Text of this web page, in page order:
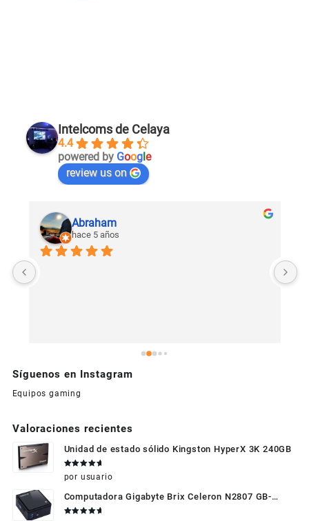
Intelcoms de Celaya
4.4
powered by Google
review us on
Abraham
hace 5 años
Síguenos en Instagram
Equipos gaming
Valoraciones recientes
Unidad de estado sólido Kingston HyperX 3K 240GB
en5 de 5
por usuario
Computadora Gigabyte Brix Celeron N2807 GB-
BXBT-2807 + WIFI + RAM de 4GB + HDD 500gb +